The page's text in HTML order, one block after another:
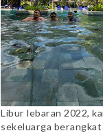
Libur lebaran 2022,
sekeluarga